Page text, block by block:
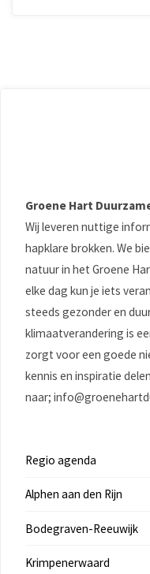
Groene Hart
Wij leveren nuttige
hapklare brokken. We
natuur in het Groene
elke dag kun je iets
steeds gezonder en
klimaatverandering is
zorgt voor een goede
kennis en inspiratie
naar;
Regio agenda
Alphen aan den Rijn
Bodegraven-Reeuwijk
Krimpenerwaard